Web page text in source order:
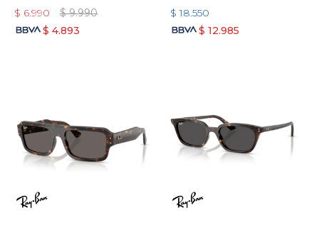
$ 6.990 $ 9.990
$ 4.893
$ 18.550
$ 12.985